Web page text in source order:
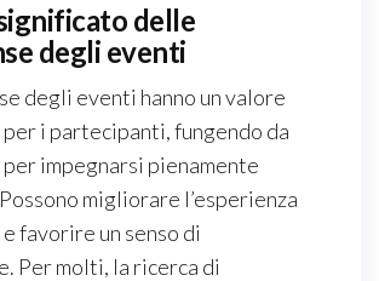
delle
degli eventi
degli eventi hanno un valore
i partecipanti, fungendo da
impegnarsi pienamente
migliorare l’esperienza
favorire un senso di
Per molti, la ricerca di